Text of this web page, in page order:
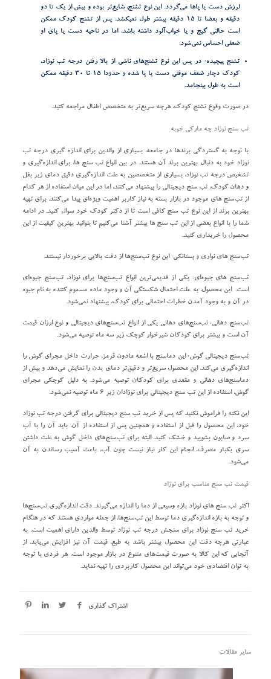
لرزش دست‌ یا پاها می‌گردد. این نوع تشنج، شایع‌تر بوده و بیش از یک تا دو
دقیقه و بعضا تا ۱۵ دقیقه بیشتر طول نمیکشد. پس از تشنج کودک ممکن
است حالتی گیج و یا خواب‌آلود داشته باشد، اما در ناحیه دست یا پای او
ضعفی احساس نمی‌شود.
تشنج پیچیده: در پس این نوع تشنج‌های ناشی از بالا رفتن درجه تب نوزاد،
کودک دچار ضعف موقتی دست یا پا شده و حدودا ۱۵ تا ۳۰ دقیقه ممکن
است به طول بینجامد.
در صورت وقوع تشنج‌ کودک، هرچه سریع‌تر به متخصص اطفال مراجعه کنید.
تب سنج نوزاد چه مارکی خوبه
با توجه به گستردگی برند‌ها در جامعه، بسیاری از والدین برای اندازه‌ گیری درجه تب
نوزاد خود به دنبال بهترین برند آن هستند. در بین انواع تب‌ سنج‌ ها، برای اندازه‌گیری و
تشخیص درجه تب نوزاد، بسیاری از متخصصین به علت اندازه‌گیری دقیق دمای زیر بغل
و دهان کودک، تب سنج دیجیتالی را پیشنهاد می‌کنند، اما در این میان استفاده از هر کدام
از تب‌سنج های موجود در بازار بسته به نیاز کاربر اهمیت ویژه‌ای پیدا می‌کنند. برای تهیه
بهترین برند از این نوع تب‌ سنج کافی است تا از دکتر کودک خود سوال کنید. در ادامه
شما را با انواع بعضی از این تب‌ سنج‌ ها بیشتر آشنا می‌کنیم تا بتوانید بهترین کیفیت از این
محصول را خریداری کنید.
تب‌سنج‌ های نواری و پستانکی: این نوع تب‌سنج‌ها از دقت بالایی برخوردار نیستند.
تب‌سنج‌ های جیوه‌ای: یکی از قدیمی‌ترین انواع تب‌سنج‌ها برای نوزاد، تب‌سنج جیوه‌ای
است. این محصول، به علت احتمال شکستگی آن و وجود ماده مسموم کننده به نام جیوه
در آن و به وجود آمدن خطرات احتمالی برای کودک، پیشنهاد نمی‌شود.
تب‌سنج دهانی:تب‌سنج‌های دهانی یکی از انواع تب‌سنج‌های دیجیتالی و نوع ارزان قیمت
آن است و بیشتر برای کودکان شیرخوار کوچک زیر سه ماه توصیه می‌شود.
تب‌سنج دیجیتالی گوش:این دماسنج با اشعه مادون قرمز، حرارت داخل مجرای گوش را
اندازه‌گیری می‌کند. این محصول سریع‌تر و دقیق‌تر دمای بدن را نمایش می‌دهد و بیش از
دماسنج‌های دهانی و مقعدی برای کودکان توصیه می‌شود. به دلیل کوچکی مجرای
گوش، استفاده از این تب‌ سنج دیجیتالی برای نوزادان زیر ۶ ماه توصیه نمی‌شود.
این نکته را فراموش نکنید که پس از خرید تب‌ سنج دیجیتالی برای گرفتن درجه تب نوزاد
خود، این محصول را قبل از استفاده و همچنین پس از استفاده از آن، باید آن را با آب
سرد و صابون بشویید و خشک کنید. البته برای تب‌سنج‌های داخل گوش به علت داشتن
سری یکبار مصرف، انجام این کار نیاز نیست چون آب، باعث آسیب رساندن به آن
می‌شود.
قیمت تب سنج مناسب برای نوزاد
اکثر تب‌ سنج های نوزاد بازه وسیعی از دما را اندازه می‌گیرند. دقت اندازه‌گیری تب‌سنج‌ها
و توجه به بازه اندازه‌گیری دما توسط این تب‌سنج‌ها، از جمله مواردی هستند که در هنگام
خرید تب‌ سنج‌ نوزاد برای سنجش درجه تب نوزاد توسط والدین دارای اهمیت است. به
عبارتی هرچه دقت این محصول بیشتر باشد به طبع، قیمت آن نیز افزایش می‌یابد. از
آنجایی که این کالا به صورت قیمت‌های متنوع در بازار موجود است، هر فردی با توجه
به توان اقتصادی خود می‌تواند این محصول کاربردی را تهیه نماید.
اشتراک گذاری
سایر مقالات